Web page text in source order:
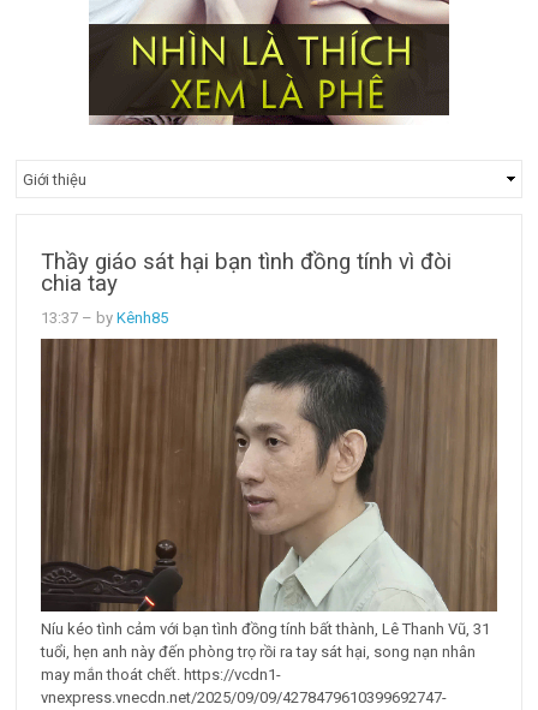
Thầy giáo sát hại bạn tình đồng tính vì đòi
chia tay
13:37 – byKênh85
Níu kéo tình cảm với bạn tình đồng tính bất thành, Lê Thanh Vũ, 31
tuổi, hẹn anh này đến phòng trọ rồi ra tay sát hại, song nạn nhân
may mắn thoát chết. https://vcdn1-
vnexpress.vnecdn.net/2025/09/09/4278479610399692747-